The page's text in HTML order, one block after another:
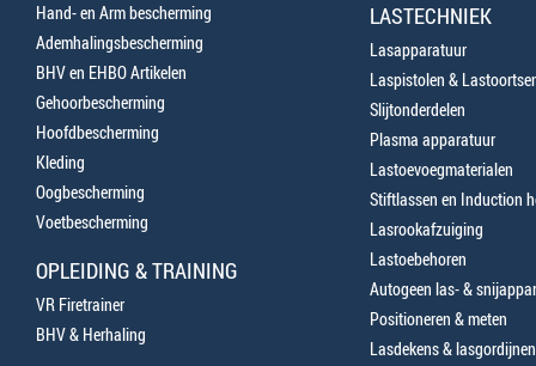
Hand- en Arm bescherming
Ademhalingsbescherming
BHV en EHBO Artikelen
Gehoorbescherming
Hoofdbescherming
Kleding
Oogbescherming
Voetbescherming
OPLEIDING & TRAINING
VR Firetrainer
BHV & Herhaling
LASTECHNIEK
Lasapparatuur
Laspistolen &
Slijtonderdelen
Plasma apparatuur
Lastoevoegmaterialen
Stiftlassen en Induction
Lasrookafzuiging
Lastoebehoren
Autogeen las- &
Positioneren & meten
Lasdekens & lasgordijnen